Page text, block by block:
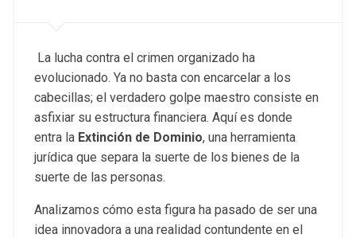
La lucha contra el crimen organizado ha
evolucionado. Ya no basta con encarcelar a los
cabecillas; el verdadero golpe maestro consiste en
asfixiar su estructura financiera. Aquí es donde
entra la Extinción de Dominio, una herramienta
jurídica que separa la suerte de los bienes de la
suerte de las personas.
Analizamos cómo esta figura ha pasado de ser una
idea innovadora a una realidad contundente en el